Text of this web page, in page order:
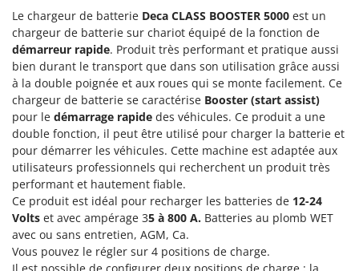
Groupes électrogènes
Gyrobroyeurs à lame pour tracteur
H
Haches - Cognées et Hachettes
Hachoirs à viande
Herses à Dents
Herses Rotatives
L
Lames à neige
Lames niveleuses pour tracteur
Lave-vitres
E
EcoFlow
Edilmark
Effeuno
Einhell
Elegen
Energy Gruppi
Enotecnica Pillan
Eschenfelder
EuroMech
Eurosystems
Le chargeur de batterie Deca CLASS BOOSTER 5000 est un
chargeur de batterie sur chariot équipé de la fonction de
démarreur rapide. Produit très performant et pratique aussi
bien durant le transport que dans son utilisation grâce aussi
à la double poignée et aux roues qui se monte facilement. Ce
chargeur de batterie se caractérise Booster (start assist)
pour le démarrage rapide des véhicules. Ce produit a une
double fonction, il peut être utilisé pour charger la batterie et
pour démarrer les véhicules. Cette machine est adaptée aux
utilisateurs professionnels qui recherchent un produit très
performant et hautement fiable.
Ce produit est idéal pour recharger les batteries de 12-24
Volts et avec ampérage 35 à 800 A. Batteries au plomb WET
avec ou sans entretien, AGM, Ca.
Vous pouvez le régler sur 4 positions de charge.